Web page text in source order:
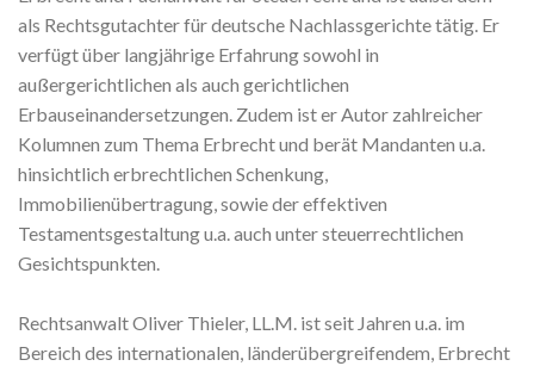
als Rechtsgutachter für deutsche Nachlassgerichte tätig. Er
verfügt über langjährige Erfahrung sowohl in
außergerichtlichen als auch gerichtlichen
Erbauseinandersetzungen. Zudem ist er Autor zahlreicher
Kolumnen zum Thema Erbrecht und berät Mandanten u.a.
hinsichtlich erbrechtlichen Schenkung,
Immobilienübertragung, sowie der effektiven
Testamentsgestaltung u.a. auch unter steuerrechtlichen
Gesichtspunkten.
Rechtsanwalt Oliver Thieler, LL.M. ist seit Jahren u.a. im
Bereich des internationalen, länderübergreifendem, Erbrecht